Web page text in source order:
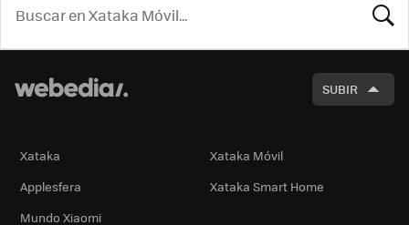
SUBIR
Xataka
Xataka Móvil
Applesfera
Xataka Smart Home
Mundo Xiaomi